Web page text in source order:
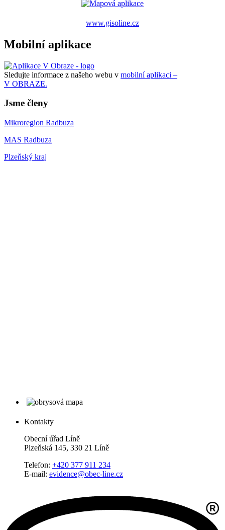
www.gisoline.cz
Mobilní aplikace
Sledujte informace z našeho webu v mobilní aplikaci –
V OBRAZE.
Jsme členy
Mikroregion Radbuza
MAS Radbuza
Plzeňský kraj
Kontakty
Obecní úřad Líně
Plzeňská 145, 330 21 Líně
Telefon: +420 377 911 234
E-mail: evidence@obec-line.cz